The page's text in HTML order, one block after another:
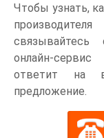
Чтобы узнать,
онлайн-
ответит на
предложение.